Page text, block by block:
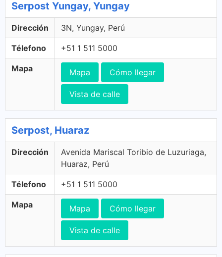
Serpost Yungay, Yungay
Dirección 3N, Yungay, Perú
Télefono +51 1 511 5000
Mapa Mapa Cómo llegar
Vista de calle
Serpost, Huaraz
Dirección
Avenida Mariscal Toribio de Luzuriaga,
Huaraz, Perú
Télefono +51 1 511 5000
Mapa Mapa Cómo llegar
Vista de calle